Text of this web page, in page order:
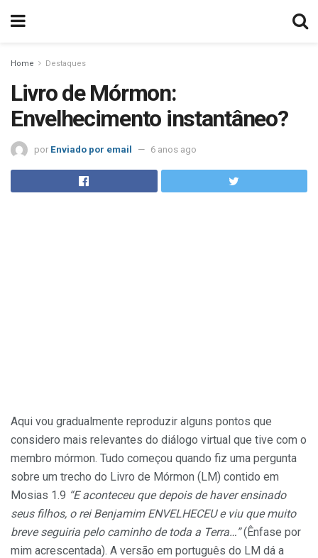
Home Destaques
Livro de Mórmon:
Envelhecimento instantâneo?
por Enviado por email 6 anos ago
Aqui vou gradualmente reproduzir alguns pontos que
considero mais relevantes do diálogo virtual que tive com o
membro mórmon. Tudo começou quando fiz uma pergunta
sobre um trecho do Livro de Mórmon (LM) contido em
Mosias 1.9 “E aconteceu que depois de haver ensinado
seus filhos, o rei Benjamim ENVELHECEU e viu que muito
breve seguiria pelo caminho de toda a Terra…”(Ênfase por
mim acrescentada). A versão em português do LM dá a